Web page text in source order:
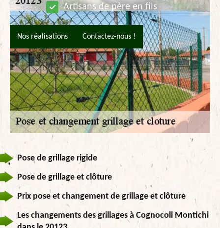
Artisans de père en fils
Nos réalisations Contactez-nous !
Pose de grillage rigide
Pose de grillage et clôture
Prix pose et changement de grillage et clôture
Les changements des grillages à Cognocoli Montichi